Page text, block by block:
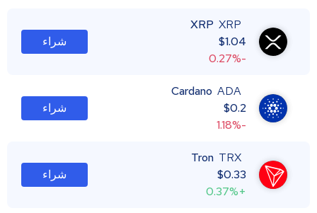
XRP XRP
$1.04
-0.27%
شراء
Cardano ADA
$0.2
-1.18%
شراء
Tron TRX
$0.33
+0.37%
شراء